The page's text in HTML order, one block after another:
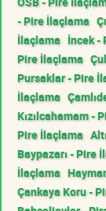
- Pire İlaçlama
İlaçlama İncek -
Pire İlaçlama
Pursaklar - Pire
İlaçlama
Kızılcahamam -
Pire İlaçlama
Baypazarı - Pire
İlaçlama
Çankaya Koru -